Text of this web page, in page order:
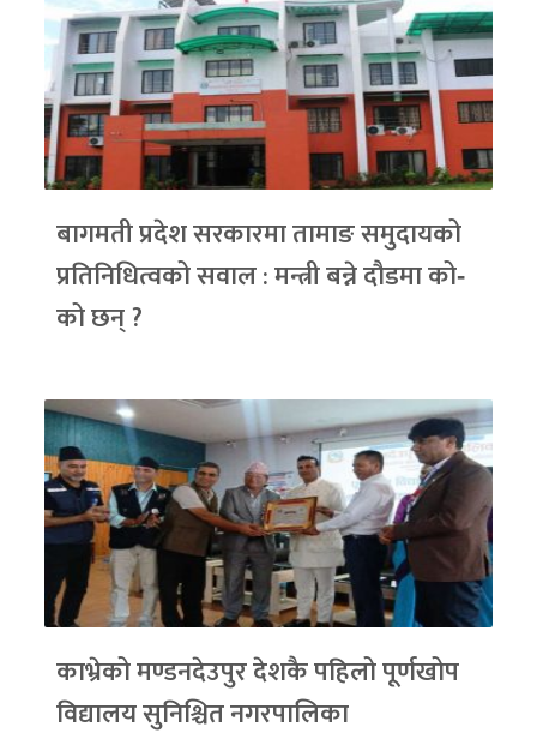
बागमती प्रदेश सरकारमा तामाङ समुदायको
प्रतिनिधित्वको सवाल : मन्त्री बन्ने दौडमा को‐
को छन् ?
काभ्रेको मण्डनदेउपुर देशकै पहिलो पूर्णखोप
विद्यालय सुनिश्चित नगरपालिका